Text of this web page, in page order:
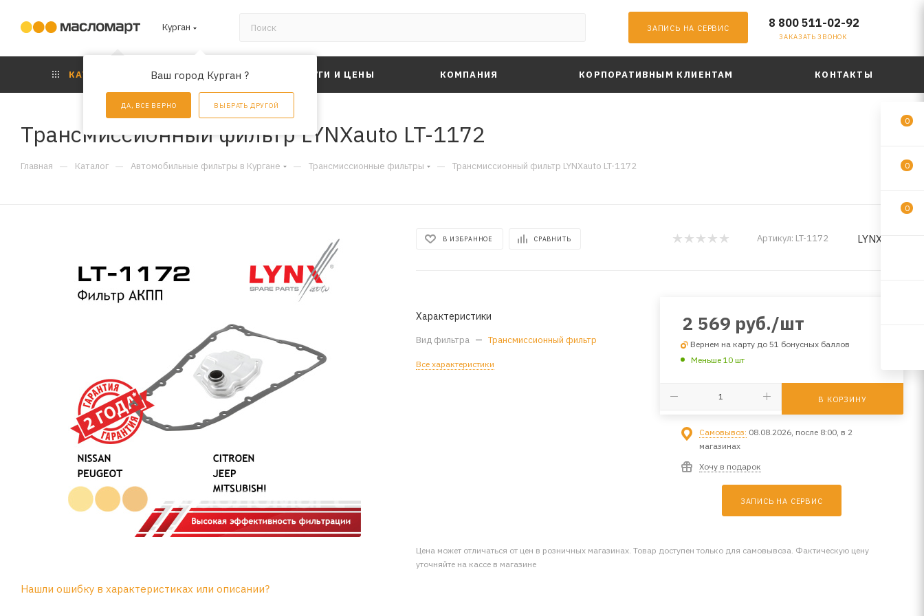
Курган
Ваш город Курган ?
ДА, ВСЕ ВЕРНО ВЫБРАТЬ ДРУГОЙ
ЗАПИСЬ НА СЕРВИС 8 800 511-02-92
ЗАКАЗАТЬ ЗВОНОК
КАТАЛОГ АКЦИИ УСЛУГИ И ЦЕНЫ КОМПАНИЯ КОРПОРАТИВНЫМ КЛИЕНТАМ КОНТАКТЫ
Трансмиссионный фильтр LYNXauto LT-1172
Главная — Каталог — Автомобильные фильтры в Кургане — Трансмиссионные фильтры — Трансмиссионный фильтр LYNXauto LT-1172
В ИЗБРАННОЕ СРАВНИТЬ Артикул: LT-1172 LYNXauto
Характеристики
Вид фильтра — Трансмиссионный фильтр
Все характеристики
2 569 руб./шт
Вернем на карту до 51 бонусных баллов
Меньше 10 шт
В КОРЗИНУ
Самовывоз: 08.08.2026, после 8:00, в 2
магазинах
Хочу в подарок
ЗАПИСЬ НА СЕРВИС
Цена может отличаться от цен в розничных магазинах. Товар доступен только для самовывоза. Фактическую цену
уточняйте на кассе в магазине
Нашли ошибку в характеристиках или описании?
0
0
0